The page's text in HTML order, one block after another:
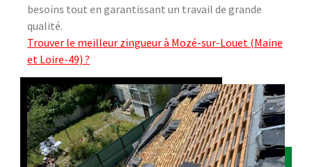
besoins tout en garantissant un travail de grande
qualité.
Trouver le meilleur zingueur à Mozé-sur-Louet (Maine
et Loire-49) ?